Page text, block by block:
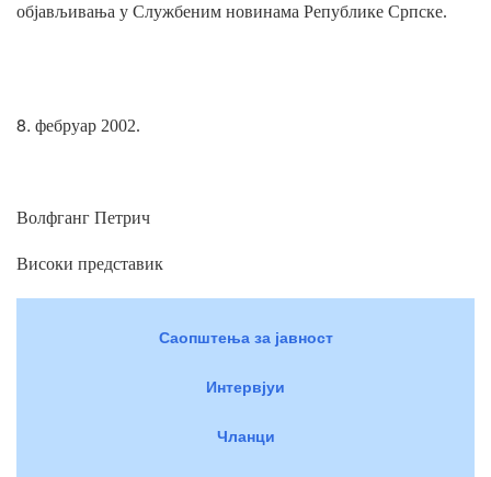
објављивања у Службеним новинама Републике Српске.
8. фебруар 2002.
Волфганг Петрич
Високи представик
Саопштења за јавност
Интервјуи
Чланци